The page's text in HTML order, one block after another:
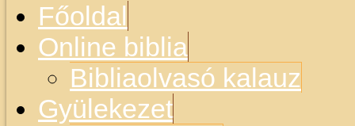
Főoldal
Online biblia
Bibliaolvasó kalauz
Gyülekezet